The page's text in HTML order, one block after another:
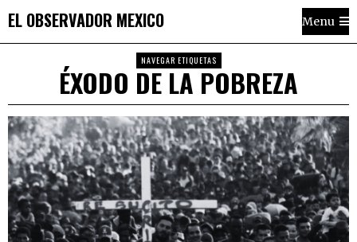
EL OBSERVADOR MEXICO Menu
NAVEGAR ETIQUETAS
ÉXODO DE LA POBREZA